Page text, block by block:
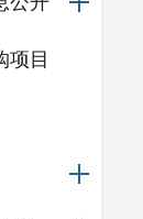
项目